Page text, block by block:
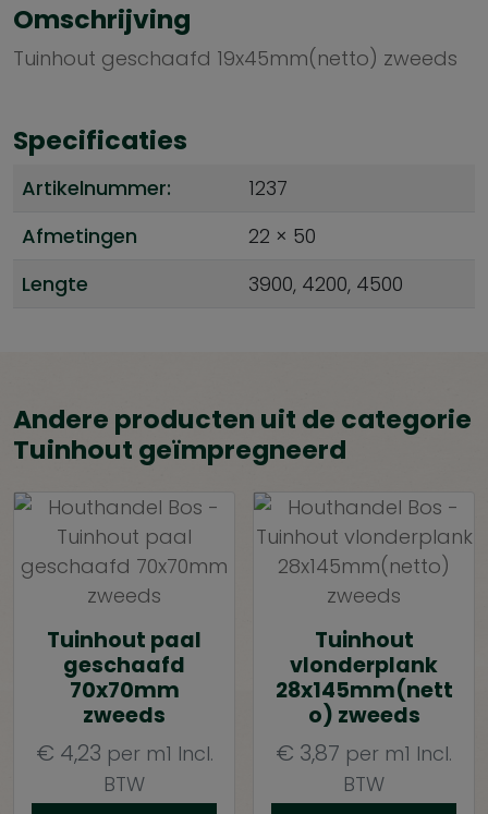
Omschrijving
Tuinhout geschaafd 19x45mm(netto) zweeds
Specificaties
Artikelnummer:
1237
Afmetingen
22 × 50
Lengte
3900, 4200, 4500
Andere producten uit de categorie
Tuinhout geïmpregneerd
Tuinhout paal
geschaafd
70x70mm
zweeds
€ 4,23 per m1 Incl.
BTW
Tuinhout
vlonderplank
28x145mm(nett
o) zweeds
€ 3,87 per m1 Incl.
BTW